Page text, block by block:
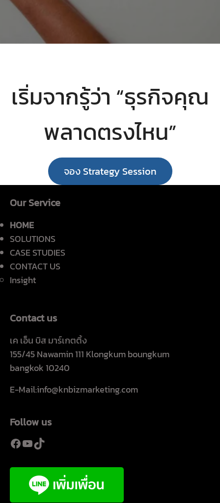
เริ่มจากรู้ว่า “ธุรกิจคุณ
พลาดตรงไหน”
จอง Strategy Session
Our Service
HOME
SOLUTIONS
CASE STUDIES
CONTACT US
Insight
Contact us
เค เอ็น บิส มาร์เกตติ้ง
155/45 Nawamin 111 Klongkum boungkum
bangkok 10240
E-Mail:info@knbizmarketing.com
Follow us
Facebook
YouTube
TikTok